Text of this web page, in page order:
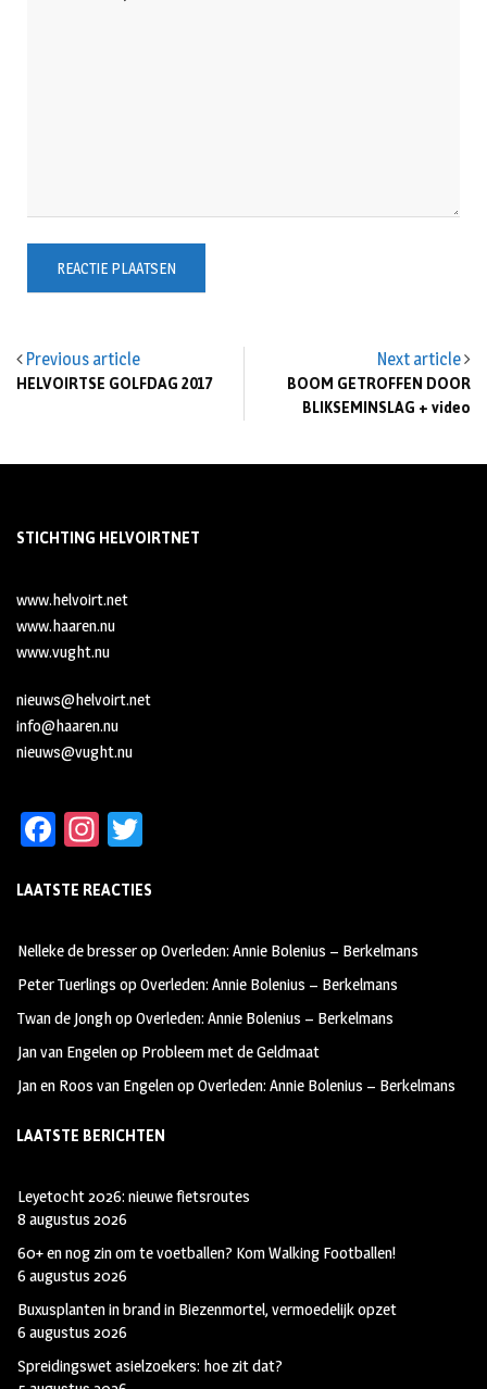
Previous article
HELVOIRTSE GOLFDAG 2017
Next article
BOOM GETROFFEN DOOR
BLIKSEMINSLAG + video
STICHTING HELVOIRTNET
www.helvoirt.net
www.haaren.nu
www.vught.nu
nieuws@helvoirt.net
info@haaren.nu
nieuws@vught.nu
Fa
b
oo
k
In
ag
m
tt
LAATSTE REACTIES
Nelleke de bresseropOverleden: Annie Bolenius – Berkelmans
Peter Tuerlings opOverleden: Annie Bolenius – Berkelmans
Twan de JonghopOverleden: Annie Bolenius – Berkelmans
Jan van Engelenop Probleem met de Geldmaat
Jan en Roos van EngelenopOverleden: Annie Bolenius – Berkelmans
LAATSTE BERICHTEN
Leyetocht 2026: nieuwe fietsroutes
8 augustus 2026
60+ en nog zin om te voetballen? Kom Walking Footballen!
6 augustus 2026
Buxusplanten in brand in Biezenmortel, vermoedelijk opzet
6 augustus 2026
Spreidingswet asielzoekers: hoe zit dat?